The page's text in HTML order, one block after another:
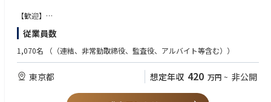
【歓迎】
・トップ営業になった経験
・産業保健、人事労務、安全衛生に関する経験のある方
・IT や人事コンサルティング経験
従業員数
1,070名 （（連結、非常勤取締役、監査役、アルバイト等含む））
東京都 想定年収 420 万円 ~ 非公開